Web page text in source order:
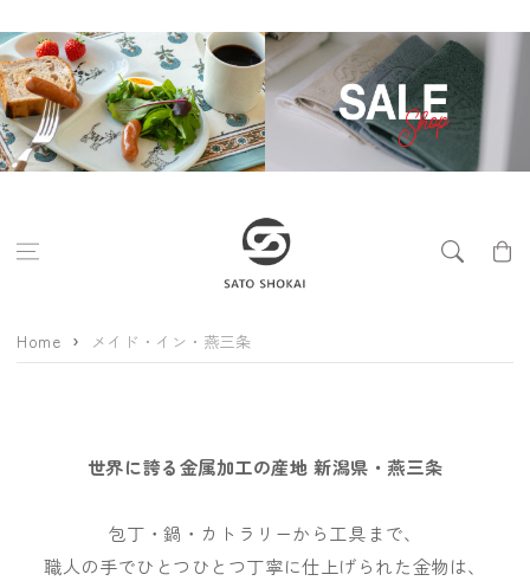
む
ー
Home メイド・イン・燕三条
世界に誇る金属加工の産地 新潟県・燕三条
包丁・鍋・カトラリーから工具まで、
職人の手でひとつひとつ丁寧に仕上げられた金物は、